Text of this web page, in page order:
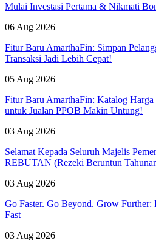
Mulai Investasi Pertama & Nikmati
06 Aug 2026
Fitur Baru AmarthaFin: Simpan
Transaksi Jadi Lebih Cepat!
05 Aug 2026
Fitur Baru AmarthaFin: Katalog Harga
untuk Jualan PPOB Makin Untung!
03 Aug 2026
Selamat Kepada Seluruh Majelis
REBUTAN (Rezeki Beruntun
03 Aug 2026
Go Faster. Go Beyond. Grow
Fast
03 Aug 2026